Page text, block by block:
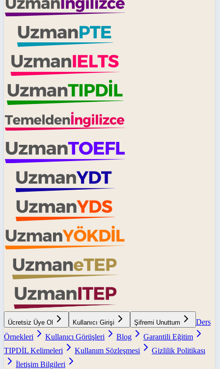
Ücretsiz Üye Ol Kullanıcı Girişi Şifremi Unuttum
Ders
Örnekleri
Kullanıcı Görüşleri Blog
Garantili Eğitim
TIPDİL Kelimeleri
Kullanım Sözleşmesi
Gizlilik Politikası
İletişim Bilgileri